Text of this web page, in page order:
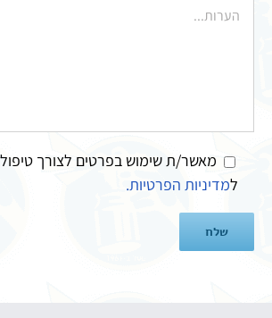
מאשר/ת שימוש בפרטים לצורך
למדיניות הפרטיות.